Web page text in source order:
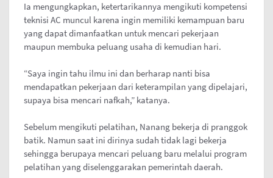
Ia mengungkapkan, ketertarikannya mengikuti kompetensi
teknisi AC muncul karena ingin memiliki kemampuan baru
yang dapat dimanfaatkan untuk mencari pekerjaan
maupun membuka peluang usaha di kemudian hari.
“Saya ingin tahu ilmu ini dan berharap nanti bisa
mendapatkan pekerjaan dari keterampilan yang dipelajari,
supaya bisa mencari nafkah,” katanya.
Sebelum mengikuti pelatihan, Nanang bekerja di pranggok
batik. Namun saat ini dirinya sudah tidak lagi bekerja
sehingga berupaya mencari peluang baru melalui program
pelatihan yang diselenggarakan pemerintah daerah.